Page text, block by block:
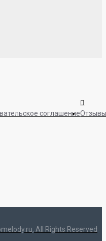
соглашение
All Rights Reserved